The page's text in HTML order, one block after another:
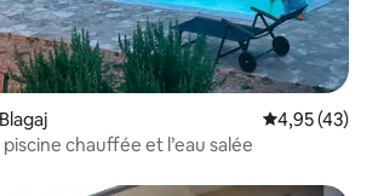
Évaluation
4,95 (43)
la piscine chauffée et l’eau salée